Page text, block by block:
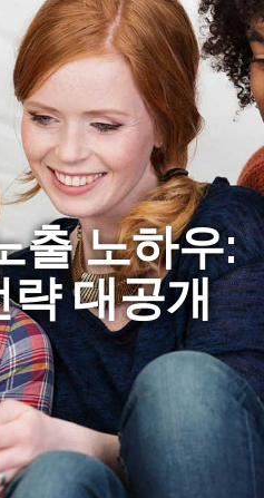
출 노하우:
대공개